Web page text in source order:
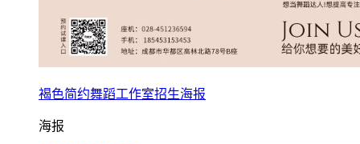
褐色简约舞蹈工作室招生海报
海报